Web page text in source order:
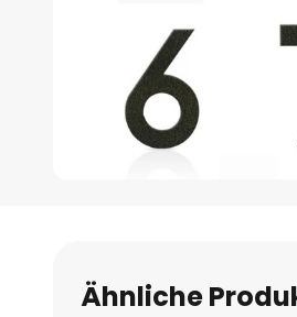
Bildgalerie
springen
Ähnliche